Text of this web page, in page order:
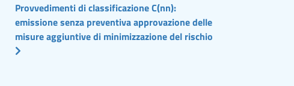
Provvedimenti di classificazione C(nn):
emissione senza preventiva approvazione delle
misure aggiuntive di minimizzazione del rischio